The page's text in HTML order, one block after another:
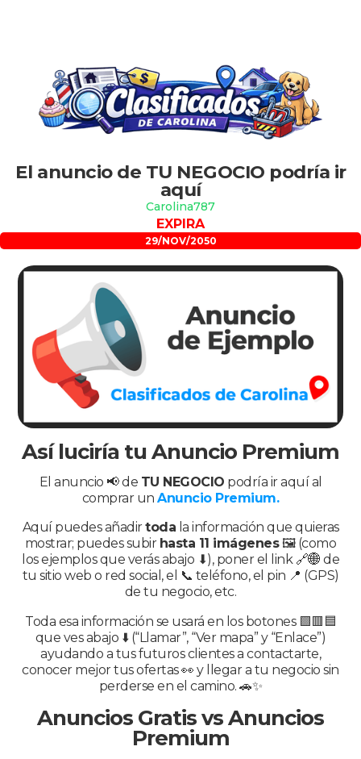
El anuncio de TU NEGOCIO podría ir
aquí
Carolina787
EXPIRA
29/NOV/2050
Así luciría tu Anuncio Premium
El anuncio 📢 de TU NEGOCIO podría ir aquí al
comprar unAnuncio Premium.
Aquí puedes añadirtoda la información que quieras
mostrar; puedes subir hasta 11 imágenes🖼️ (como
los ejemplos que verás abajo ⬇), poner el link 🔗🌐 de
tu sitio web o red social, el 📞 teléfono, el pin 📍 (GPS)
de tu negocio, etc.
Toda esa información se usará en los botones 🟩🟥🟦
que ves abajo ⬇️ (“Llamar”, “Ver mapa” y “Enlace”)
ayudando a tus futuros clientes a contactarte,
conocer mejor tus ofertas 👀 y llegar a tu negocio sin
perderse en el camino. 🚗✨
Anuncios Gratis vs Anuncios
Premium